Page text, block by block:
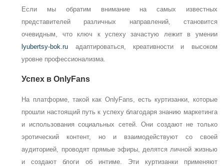
Если мы обратим внимание на самых известных
представителей различных направлений, становится
очевидным, что ключ к успеху зачастую лежит в умении
lyubertsy-bok.ru адаптироваться, креативности и высоком
уровне профессионализма.
Успех в OnlyFans
На платформе, такой как OnlyFans, есть куртизанки, которые
прошли настоящий путь к успеху благодаря знанию маркетинга
и использования социальных сетей. Они создают не только
эротический контент, но и взаимодействуют со своей
аудиторией, проводят прямые эфиры, делятся личной жизнью
и создают блоги об интиме. Эти куртизанки применяют